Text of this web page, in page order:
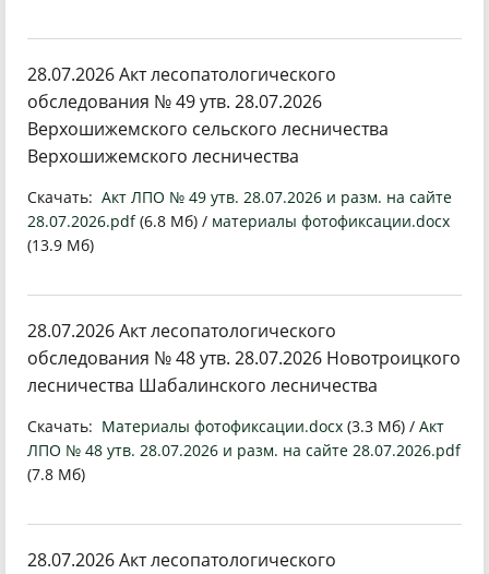
28.07.2026 Акт лесопатологического
обследования № 49 утв. 28.07.2026
Верхошижемского сельского лесничества
Верхошижемского лесничества
Скачать: Акт ЛПО № 49 утв. 28.07.2026 и разм. на сайте
28.07.2026.pdf(6.8 Мб) / материалы фотофиксации.docx
(13.9 Мб)
28.07.2026 Акт лесопатологического
обследования № 48 утв. 28.07.2026 Новотроицкого
лесничества Шабалинского лесничества
Скачать: Материалы фотофиксации.docx (3.3 Мб) / Акт
ЛПО № 48 утв. 28.07.2026 и разм. на сайте 28.07.2026.pdf
(7.8 Мб)
28.07.2026 Акт лесопатологического